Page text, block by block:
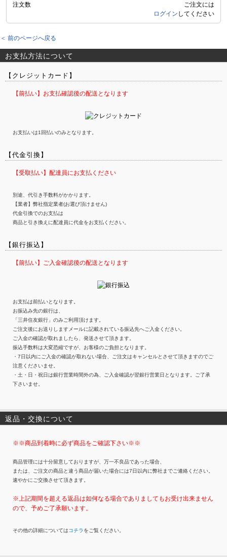
注文数
ご注文には
ログイン してください
＜ 前のページへ戻る
お支払方法について
【クレジットカード】
【前払い】お支払確認後の配送となります
お支払いは1回払いのみとなります。
【代金引換】
【受取払い】配達員にお支払ください
別途、代引き手数料がかかります。
【業者】弊社指定業者(お選び頂けません)
代金引換でのお支払は
商品と引き換えに配達員に代金をお支払ください。
【銀行振込】
【前払い】ご入金確認後の配送となります
お支払は前払いとなります。
お振込み先の銀行は、
「三井住友銀行」のみご利用頂けます。
ご注文後にお送りしますメールに記載されている振込先へご入金ください。
ご入金の確認が取れましたら、発送させて頂きます。
振込手数料は大変恐縮ですが、お客様のご負担となります。
・7日以内にご入金の確認が取れない場合、ご注文はキャンセルとさせて頂きますのでご
注意くださいませ。
・土・日・祝日は銀行営業時間外の為、ご入金確認が翌銀行営業日となります。ご了承
下さいませ。
返品・交換について
※※商品到着時に必ず商品をご確認下さい※※
商品管理には十分留意しておりますが、万一不良品であった場合、
または、ご注文の商品と違う商品が届いた場合には7日以内に弊社までご連絡ください。
速やかにご交換させて頂きます。
※上記期間を超える返品は如何なる場合でありましてもお受け出来ません
ので、予めご了承願います。
その他の詳細についてはコチラをご覧ください。